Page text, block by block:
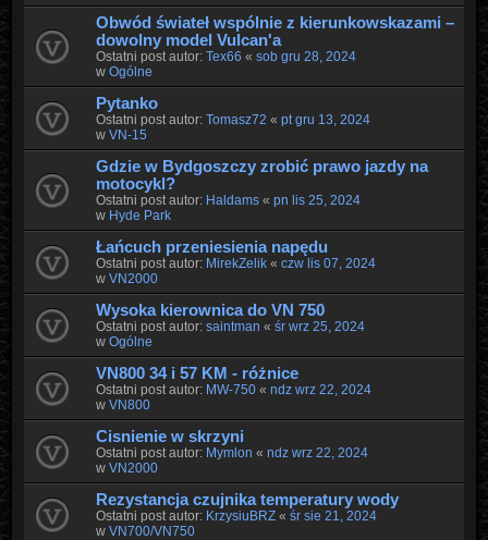
Obwód świateł wspólnie z kierunkowskazami –
dowolny model Vulcanʹa
Ostatni post autor: Tex66 « sob gru 28, 2024
w Ogólne
Pytanko
Ostatni post autor: Tomasz72 « pt gru 13, 2024
w VN-15
Gdzie w Bydgoszczy zrobić prawo jazdy na
motocykl?
Ostatni post autor: Haldams« pn lis 25, 2024
w Hyde Park
Łańcuch przeniesienia napędu
Ostatni post autor: MirekZelik« czw lis 07, 2024
w VN2000
Wysoka kierownica do VN 750
Ostatni post autor: saintman « śr wrz 25, 2024
w Ogólne
VN800 34 i 57 KM - różnice
Ostatni post autor: MW-750« ndz wrz 22, 2024
w VN800
Cisnienie w skrzyni
Ostatni post autor: Mymlon « ndz wrz 22, 2024
w VN2000
Rezystancja czujnika temperatury wody
Ostatni post autor: KrzysiuBRZ« śr sie 21, 2024
w VN700/VN750